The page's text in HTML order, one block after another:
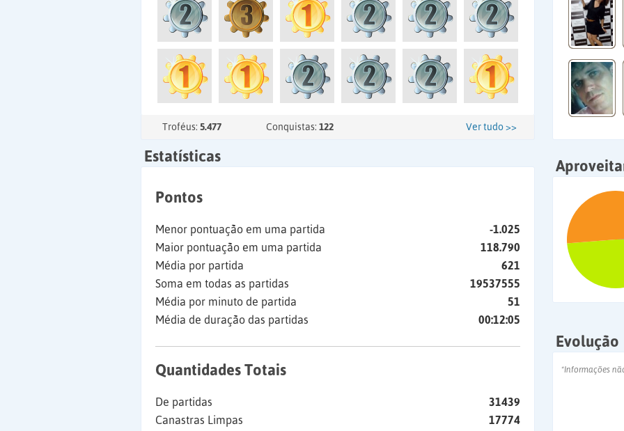
Troféus: 5.477 Conquistas: 122 Ver tudo >>
Estatísticas
Pontos
Menor pontuação em uma partida
-1.025
Maior pontuação em uma partida
118.790
Média por partida
621
Soma em todas as partidas
19537555
Média por minuto de partida
51
Média de duração das partidas
00:12:05
Quantidades Totais
De partidas
31439
Canastras Limpas
17774
Evolução
*Informações